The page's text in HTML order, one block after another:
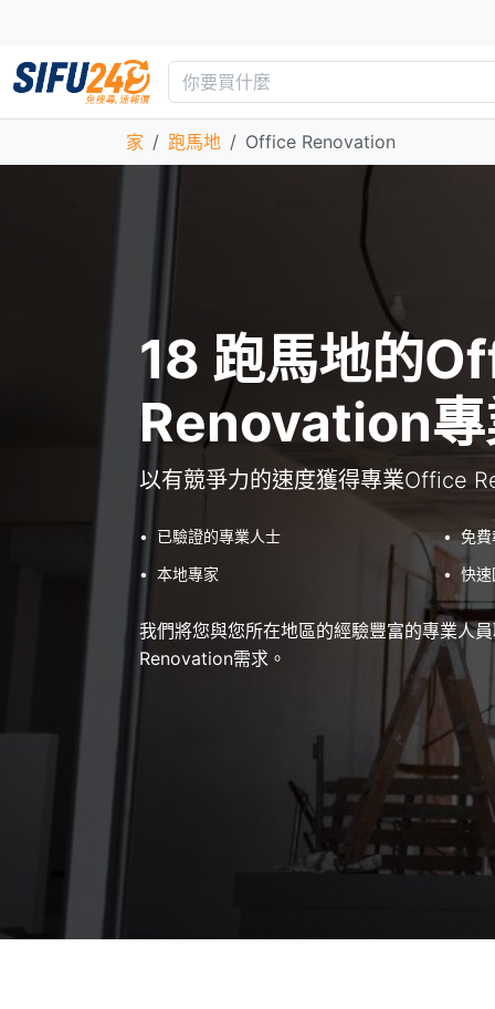
家 跑馬地 Office Renovation
18 跑馬地的
Renovation專
以有競爭力的速度獲得專業Office
• 已驗證的專業人士 • 免
• 本地專家 • 快
我們將您與您所在地區的經驗豐富的專業人
Renovation需求。